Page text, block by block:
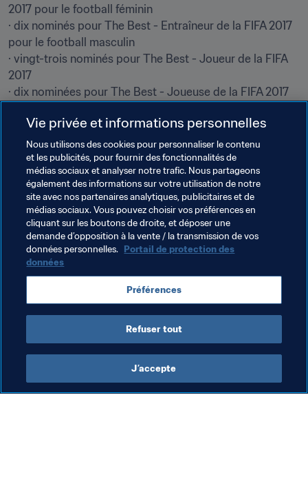
2017 pour le football féminin
· dix nominés pour The Best - Entraîneur de la FIFA 2017
pour le football masculin
· vingt-trois nominés pour The Best - Joueur de la FIFA
2017
· dix nominées pour The Best - Joueuse de la FIFA 2017
Le vote pour les catégories ci-dessus sera ensuite
chaque prix seront alors dévoilés au mois de septembre.
Pour le lancement de sa nouvelle section,FIFA.com
allé à la rencontre du Brésilien Ronaldinho, qui évoque
ses attentes pour les FIFA Football Awards 2017 et son
ressenti quant au choix de la ville de Londres pour
accueillir l’événement. L’interview est disponible
Pour ne rien manquer de toutes les dernières nouvelles
FIFA.com, la page Facebook officielle et la chaîne de
Vie privée et informations personnelles
Nous utilisons des cookies pour personnaliser le contenu
et les publicités, pour fournir des fonctionnalités de
médias sociaux et analyser notre trafic. Nous partageons
également des informations sur votre utilisation de notre
site avec nos partenaires analytiques, publicitaires et de
médias sociaux. Vous pouvez choisir vos préférences en
cliquant sur les boutons de droite, et déposer une
demande d’opposition à la vente / la transmission de vos
données personnelles. Portail de protection des
données
Préférences
Refuser tout
J’accepte